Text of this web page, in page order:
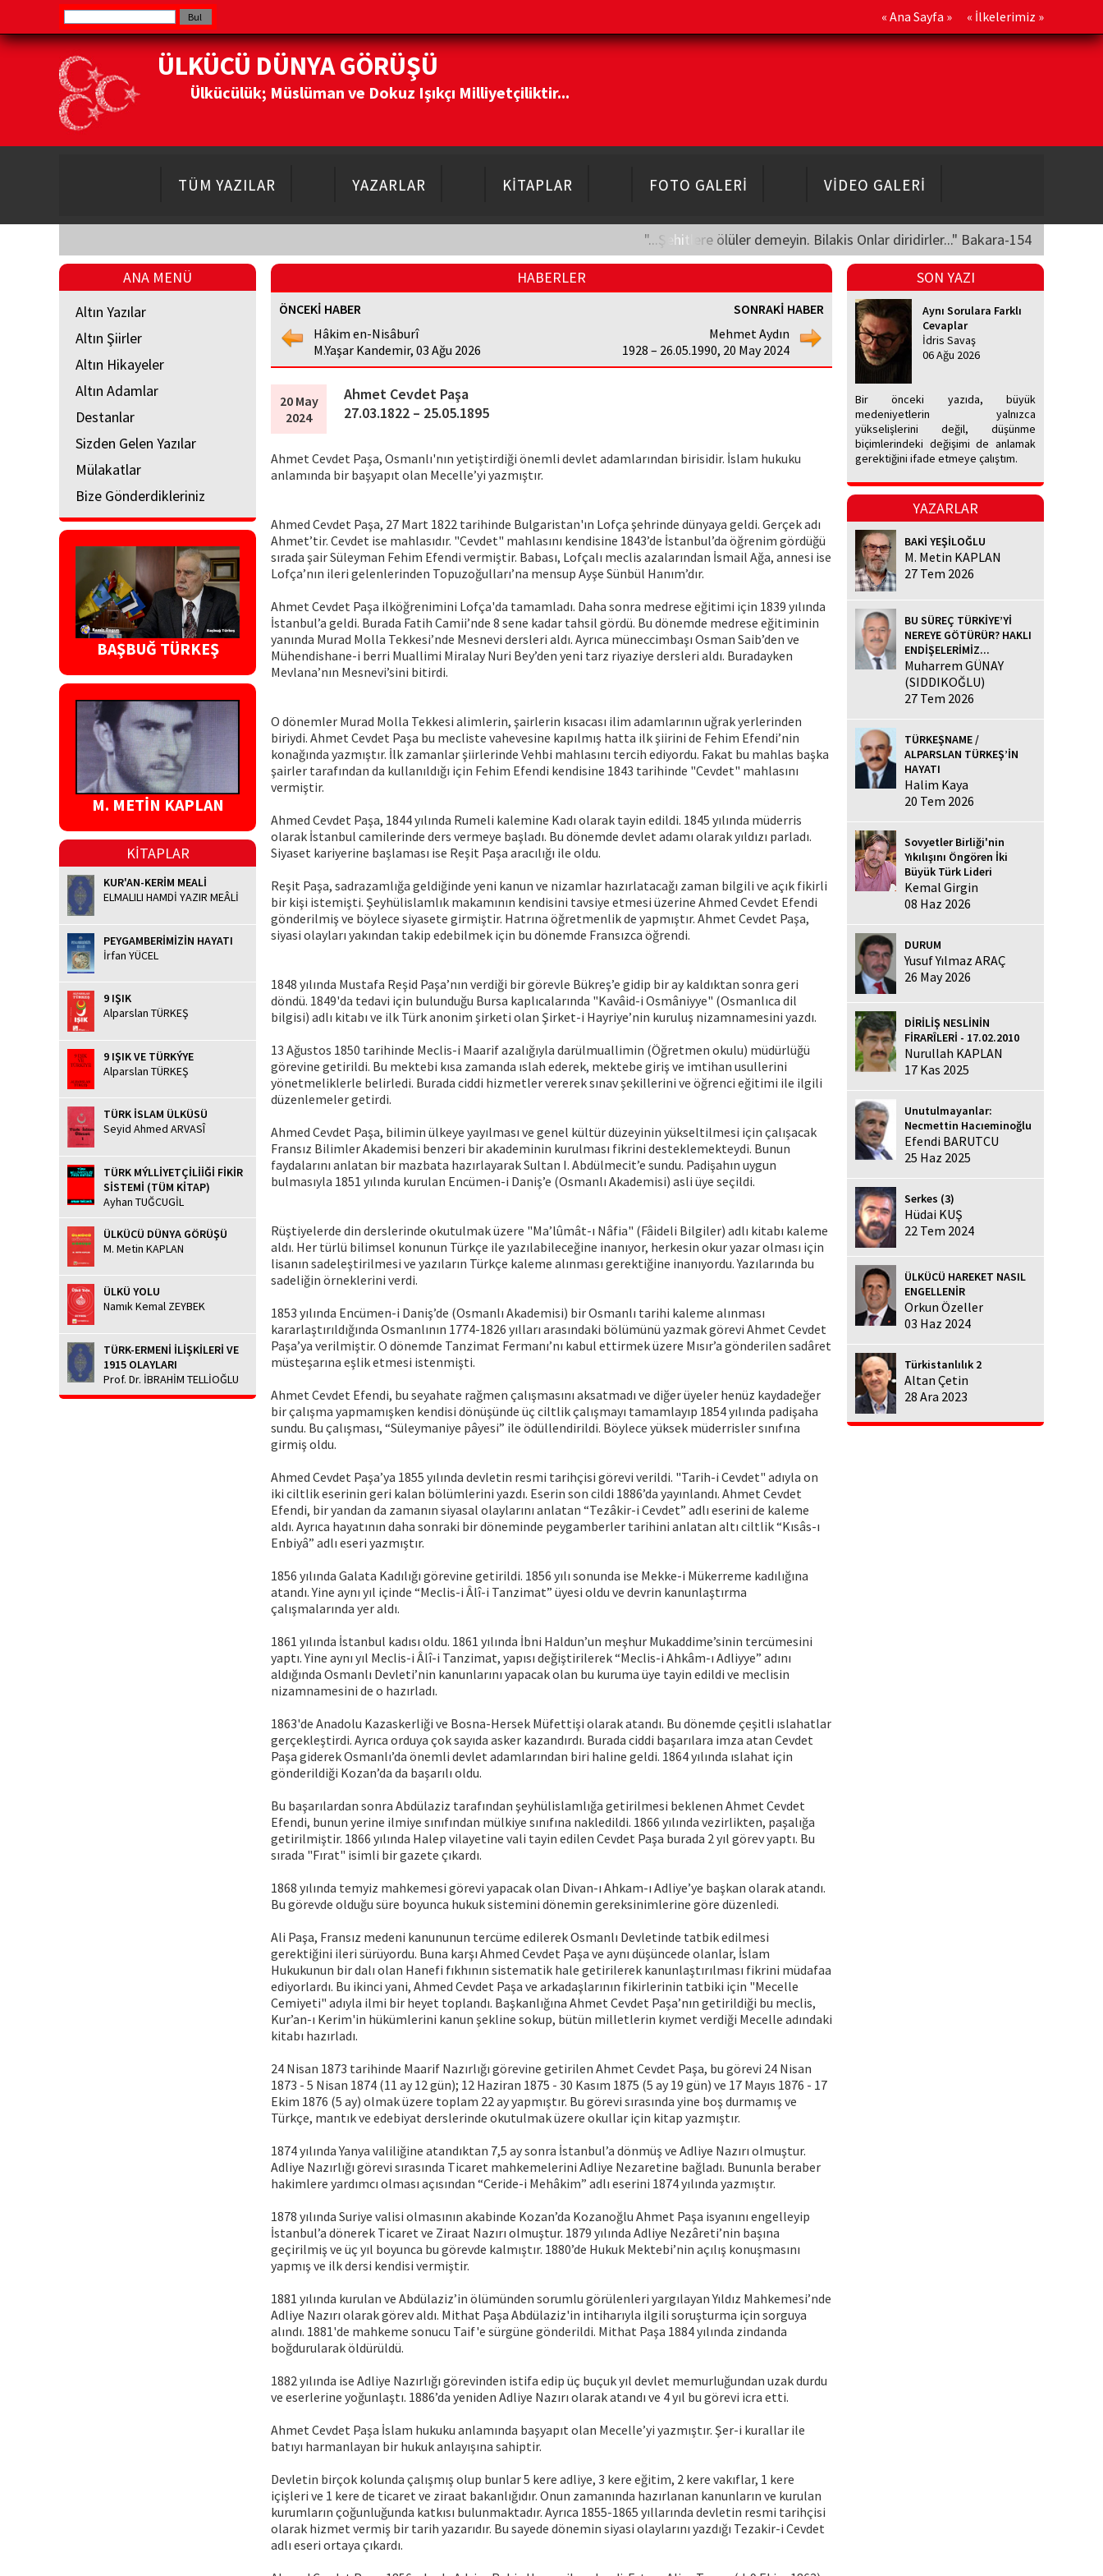
« Ana Sayfa » « İlkelerimiz »
ÜLKÜCÜ DÜNYA GÖRÜŞÜ
Ülkücülük; Müslüman ve Dokuz Işıkçı Milliyetçiliktir...
TÜM YAZILAR YAZARLAR KİTAPLAR FOTO GALERİ VİDEO GALERİ
"...Şehitlere ölüler demeyin. Bilakis Onlar diridirler..." Bakara-154
ANA MENÜ
Altın Yazılar
Altın Şiirler
Altın Hikayeler
Altın Adamlar
Destanlar
Sizden Gelen Yazılar
Mülakatlar
Bize Gönderdikleriniz
BAŞBUĞ TÜRKEŞ
M. METİN KAPLAN
KİTAPLAR
KUR'AN-KERİM MEALİ
ELMALILI HAMDİ YAZIR MEÂLİ
PEYGAMBERİMİZİN HAYATI
İrfan YÜCEL
9 IŞIK
Alparslan TÜRKEŞ
9 IŞIK VE TÜRKÝYE
Alparslan TÜRKEŞ
TÜRK İSLAM ÜLKÜSÜ
Seyid Ahmed ARVASÎ
TÜRK MÝLLİYETÇİLİİĞİ FİKİR
SİSTEMİ (TÜM KİTAP)
Ayhan TUĞCUGİL
ÜLKÜCÜ DÜNYA GÖRÜŞÜ
M. Metin KAPLAN
ÜLKÜ YOLU
Namık Kemal ZEYBEK
TÜRK-ERMENİ İLİŞKİLERİ VE
1915 OLAYLARI
Prof. Dr. İBRAHİM TELLİOĞLU
HABERLER
ÖNCEKİ HABER
Hâkim en-Nisâburî
M.Yaşar Kandemir, 03 Ağu 2026
SONRAKİ HABER
Mehmet Aydın
1928 – 26.05.1990, 20 May 2024
20 May
2024
Ahmet Cevdet Paşa
27.03.1822 – 25.05.1895
Ahmet Cevdet Paşa, Osmanlı'nın yetiştirdiği önemli devlet adamlarından birisidir. İslam hukuku
anlamında bir başyapıt olan Mecelle’yi yazmıştır.
Ahmed Cevdet Paşa, 27 Mart 1822 tarihinde Bulgaristan'ın Lofça şehrinde dünyaya geldi. Gerçek adı
Ahmet’tir. Cevdet ise mahlasıdır. "Cevdet" mahlasını kendisine 1843’de İstanbul’da öğrenim gördüğü
sırada şair Süleyman Fehim Efendi vermiştir. Babası, Lofçalı meclis azalarından İsmail Ağa, annesi ise
Lofça’nın ileri gelenlerinden Topuzoğulları’na mensup Ayşe Sünbül Hanım’dır.
Ahmet Cevdet Paşa ilköğrenimini Lofça'da tamamladı. Daha sonra medrese eğitimi için 1839 yılında
İstanbul’a geldi. Burada Fatih Camii’nde 8 sene kadar tahsil gördü. Bu dönemde medrese eğitiminin
yanında Murad Molla Tekkesi’nde Mesnevi dersleri aldı. Ayrıca müneccimbaşı Osman Saib’den ve
Mühendishane-i berri Muallimi Miralay Nuri Bey’den yeni tarz riyaziye dersleri aldı. Buradayken
Mevlana’nın Mesnevi’sini bitirdi.
O dönemler Murad Molla Tekkesi alimlerin, şairlerin kısacası ilim adamlarının uğrak yerlerinden
biriydi. Ahmet Cevdet Paşa bu mecliste vahevesine kapılmış hatta ilk şiirini de Fehim Efendi’nin
konağında yazmıştır. İlk zamanlar şiirlerinde Vehbi mahlasını tercih ediyordu. Fakat bu mahlas başka
şairler tarafından da kullanıldığı için Fehim Efendi kendisine 1843 tarihinde "Cevdet" mahlasını
vermiştir.
Ahmed Cevdet Paşa, 1844 yılında Rumeli kalemine Kadı olarak tayin edildi. 1845 yılında müderris
olarak İstanbul camilerinde ders vermeye başladı. Bu dönemde devlet adamı olarak yıldızı parladı.
Siyaset kariyerine başlaması ise Reşit Paşa aracılığı ile oldu.
Reşit Paşa, sadrazamlığa geldiğinde yeni kanun ve nizamlar hazırlatacağı zaman bilgili ve açık fikirli
bir kişi istemişti. Şeyhülislamlık makamının kendisini tavsiye etmesi üzerine Ahmed Cevdet Efendi
gönderilmiş ve böylece siyasete girmiştir. Hatrına öğretmenlik de yapmıştır. Ahmet Cevdet Paşa,
siyasi olayları yakından takip edebilmek için bu dönemde Fransızca öğrendi.
1848 yılında Mustafa Reşid Paşa’nın verdiği bir görevle Bükreş’e gidip bir ay kaldıktan sonra geri
döndü. 1849'da tedavi için bulunduğu Bursa kaplıcalarında "Kavâid-i Osmâniyye" (Osmanlıca dil
bilgisi) adlı kitabı ve ilk Türk anonim şirketi olan Şirket-i Hayriye’nin kuruluş nizamnamesini yazdı.
13 Ağustos 1850 tarihinde Meclis-i Maarif azalığıyla darülmuallimin (Öğretmen okulu) müdürlüğü
görevine getirildi. Bu mektebi kısa zamanda ıslah ederek, mektebe giriş ve imtihan usullerini
yönetmeliklerle belirledi. Burada ciddi hizmetler vererek sınav şekillerini ve öğrenci eğitimi ile ilgili
düzenlemeler getirdi.
Ahmed Cevdet Paşa, bilimin ülkeye yayılması ve genel kültür düzeyinin yükseltilmesi için çalışacak
Fransız Bilimler Akademisi benzeri bir akademinin kurulması fikrini desteklemekteydi. Bunun
faydalarını anlatan bir mazbata hazırlayarak Sultan I. Abdülmecit’e sundu. Padişahın uygun
bulmasıyla 1851 yılında kurulan Encümen-i Daniş’e (Osmanlı Akademisi) asli üye seçildi.
Rüştiyelerde din derslerinde okutulmak üzere "Ma’lûmât-ı Nâfia" (Fâideli Bilgiler) adlı kitabı kaleme
aldı. Her türlü bilimsel konunun Türkçe ile yazılabileceğine inanıyor, herkesin okur yazar olması için
lisanın sadeleştirilmesi ve yazıların Türkçe kaleme alınması gerektiğine inanıyordu. Yazılarında bu
sadeliğin örneklerini verdi.
1853 yılında Encümen-i Daniş’de (Osmanlı Akademisi) bir Osmanlı tarihi kaleme alınması
kararlaştırıldığında Osmanlının 1774-1826 yılları arasındaki bölümünü yazmak görevi Ahmet Cevdet
Paşa’ya verilmiştir. O dönemde Tanzimat Fermanı’nı kabul ettirmek üzere Mısır’a gönderilen sadâret
müsteşarına eşlik etmesi istenmişti.
Ahmet Cevdet Efendi, bu seyahate rağmen çalışmasını aksatmadı ve diğer üyeler henüz kaydadeğer
bir çalışma yapmamışken kendisi dönüşünde üç ciltlik çalışmayı tamamlayıp 1854 yılında padişaha
sundu. Bu çalışması, “Süleymaniye pâyesi” ile ödüllendirildi. Böylece yüksek müderrisler sınıfına
girmiş oldu.
Ahmed Cevdet Paşa’ya 1855 yılında devletin resmi tarihçisi görevi verildi. "Tarih-i Cevdet" adıyla on
iki ciltlik eserinin geri kalan bölümlerini yazdı. Eserin son cildi 1886’da yayınlandı. Ahmet Cevdet
Efendi, bir yandan da zamanın siyasal olaylarını anlatan “Tezâkir-i Cevdet” adlı eserini de kaleme
aldı. Ayrıca hayatının daha sonraki bir döneminde peygamberler tarihini anlatan altı ciltlik “Kısâs-ı
Enbiyâ” adlı eseri yazmıştır.
1856 yılında Galata Kadılığı görevine getirildi. 1856 yılı sonunda ise Mekke-i Mükerreme kadılığına
atandı. Yine aynı yıl içinde “Meclis-i Âlî-i Tanzimat” üyesi oldu ve devrin kanunlaştırma
çalışmalarında yer aldı.
1861 yılında İstanbul kadısı oldu. 1861 yılında İbni Haldun’un meşhur Mukaddime’sinin tercümesini
yaptı. Yine aynı yıl Meclis-i Âlî-i Tanzimat, yapısı değiştirilerek “Meclis-i Ahkâm-ı Adliyye” adını
aldığında Osmanlı Devleti’nin kanunlarını yapacak olan bu kuruma üye tayin edildi ve meclisin
nizamnamesini de o hazırladı.
1863'de Anadolu Kazaskerliği ve Bosna-Hersek Müfettişi olarak atandı. Bu dönemde çeşitli ıslahatlar
gerçekleştirdi. Ayrıca orduya çok sayıda asker kazandırdı. Burada ciddi başarılara imza atan Cevdet
Paşa giderek Osmanlı’da önemli devlet adamlarından biri haline geldi. 1864 yılında ıslahat için
gönderildiği Kozan’da da başarılı oldu.
Bu başarılardan sonra Abdülaziz tarafından şeyhülislamlığa getirilmesi beklenen Ahmet Cevdet
Efendi, bunun yerine ilmiye sınıfından mülkiye sınıfına nakledildi. 1866 yılında vezirlikten, paşalığa
getirilmiştir. 1866 yılında Halep vilayetine vali tayin edilen Cevdet Paşa burada 2 yıl görev yaptı. Bu
sırada "Fırat" isimli bir gazete çıkardı.
1868 yılında temyiz mahkemesi görevi yapacak olan Divan-ı Ahkam-ı Adliye’ye başkan olarak atandı.
Bu görevde olduğu süre boyunca hukuk sistemini dönemin gereksinimlerine göre düzenledi.
Ali Paşa, Fransız medeni kanununun tercüme edilerek Osmanlı Devletinde tatbik edilmesi
gerektiğini ileri sürüyordu. Buna karşı Ahmed Cevdet Paşa ve aynı düşüncede olanlar, İslam
Hukukunun bir dalı olan Hanefi fıkhının sistematik hale getirilerek kanunlaştırılması fikrini müdafaa
ediyorlardı. Bu ikinci yani, Ahmed Cevdet Paşa ve arkadaşlarının fikirlerinin tatbiki için "Mecelle
Cemiyeti" adıyla ilmi bir heyet toplandı. Başkanlığına Ahmet Cevdet Paşa’nın getirildiği bu meclis,
Kur’an-ı Kerim'in hükümlerini kanun şekline sokup, bütün milletlerin kıymet verdiği Mecelle adındaki
kitabı hazırladı.
24 Nisan 1873 tarihinde Maarif Nazırlığı görevine getirilen Ahmet Cevdet Paşa, bu görevi 24 Nisan
1873 - 5 Nisan 1874 (11 ay 12 gün); 12 Haziran 1875 - 30 Kasım 1875 (5 ay 19 gün) ve 17 Mayıs 1876 - 17
Ekim 1876 (5 ay) olmak üzere toplam 22 ay yapmıştır. Bu görevi sırasında yine boş durmamış ve
Türkçe, mantık ve edebiyat derslerinde okutulmak üzere okullar için kitap yazmıştır.
1874 yılında Yanya valiliğine atandıktan 7,5 ay sonra İstanbul’a dönmüş ve Adliye Nazırı olmuştur.
Adliye Nazırlığı görevi sırasında Ticaret mahkemelerini Adliye Nezaretine bağladı. Bununla beraber
hakimlere yardımcı olması açısından “Ceride-i Mehâkim” adlı eserini 1874 yılında yazmıştır.
1878 yılında Suriye valisi olmasının akabinde Kozan’da Kozanoğlu Ahmet Paşa isyanını engelleyip
İstanbul’a dönerek Ticaret ve Ziraat Nazırı olmuştur. 1879 yılında Adliye Nezâreti’nin başına
geçirilmiş ve üç yıl boyunca bu görevde kalmıştır. 1880’de Hukuk Mektebi’nin açılış konuşmasını
yapmış ve ilk dersi kendisi vermiştir.
1881 yılında kurulan ve Abdülaziz’in ölümünden sorumlu görülenleri yargılayan Yıldız Mahkemesi’nde
Adliye Nazırı olarak görev aldı. Mithat Paşa Abdülaziz'in intiharıyla ilgili soruşturma için sorguya
alındı. 1881'de mahkeme sonucu Taif'e sürgüne gönderildi. Mithat Paşa 1884 yılında zindanda
boğdurularak öldürüldü.
1882 yılında ise Adliye Nazırlığı görevinden istifa edip üç buçuk yıl devlet memurluğundan uzak durdu
ve eserlerine yoğunlaştı. 1886’da yeniden Adliye Nazırı olarak atandı ve 4 yıl bu görevi icra etti.
Ahmet Cevdet Paşa İslam hukuku anlamında başyapıt olan Mecelle’yi yazmıştır. Şer-i kurallar ile
batıyı harmanlayan bir hukuk anlayışına sahiptir.
Devletin birçok kolunda çalışmış olup bunlar 5 kere adliye, 3 kere eğitim, 2 kere vakıflar, 1 kere
içişleri ve 1 kere de ticaret ve ziraat bakanlığıdır. Onun zamanında hazırlanan kanunların ve kurulan
kurumların çoğunluğunda katkısı bulunmaktadır. Ayrıca 1855-1865 yıllarında devletin resmi tarihçisi
olarak hizmet vermiş bir tarih yazarıdır. Bu sayede dönemin siyasi olaylarını yazdığı Tezakir-i Cevdet
adlı eseri ortaya çıkardı.
SON YAZI
Aynı Sorulara Farklı
Cevaplar
İdris Savaş
06 Ağu 2026
Bir önceki yazıda, büyük
medeniyetlerin yalnızca
yükselişlerini değil, düşünme
biçimlerindeki değişimi de anlamak
gerektiğini ifade etmeye çalıştım.
YAZARLAR
BAKİ YEŞİLOĞLU
M. Metin KAPLAN
27 Tem 2026
BU SÜREÇ TÜRKİYE’Yİ
NEREYE GÖTÜRÜR? HAKLI
ENDİŞELERİMİZ...
Muharrem GÜNAY
(SIDDIKOĞLU)
27 Tem 2026
TÜRKEŞNAME /
ALPARSLAN TÜRKEŞ’İN
HAYATI
Halim Kaya
20 Tem 2026
Sovyetler Birliği'nin
Yıkılışını Öngören İki
Büyük Türk Lideri
Kemal Girgin
08 Haz 2026
DURUM
Yusuf Yılmaz ARAÇ
26 May 2026
DİRİLİŞ NESLİNİN
FİRARÎLERİ - 17.02.2010
Nurullah KAPLAN
17 Kas 2025
Unutulmayanlar:
Necmettin Hacıeminoğlu
Efendi BARUTCU
25 Haz 2025
Serkes (3)
Hüdai KUŞ
22 Tem 2024
ÜLKÜCÜ HAREKET NASIL
ENGELLENİR
Orkun Özeller
03 Haz 2024
Türkistanlılık 2
Altan Çetin
28 Ara 2023